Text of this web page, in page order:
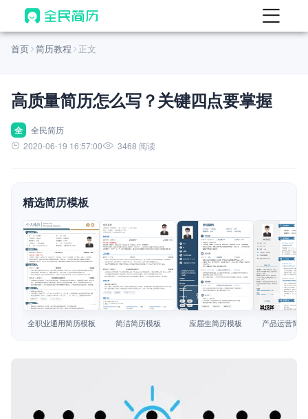
首页
AI 生成简历
AI 优化简历
AI 翻译简历
AI 模拟面试
面试自我介绍
AI 职场工具 New
简历模板
简历教程
首页 简历教程 正文
高质量简历怎么写？关键四点要掌握
全
全民简历
2020-06-19 16:57:00
3468 阅读
精选简历模板
查看模板
全职业通用简历模板
查看模板
简洁简历模板
查看模板
应届生简历模板
查看模板
产品运营简